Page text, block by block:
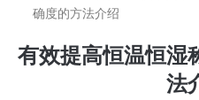
确度的方法介绍
有效提高恒温恒湿
法